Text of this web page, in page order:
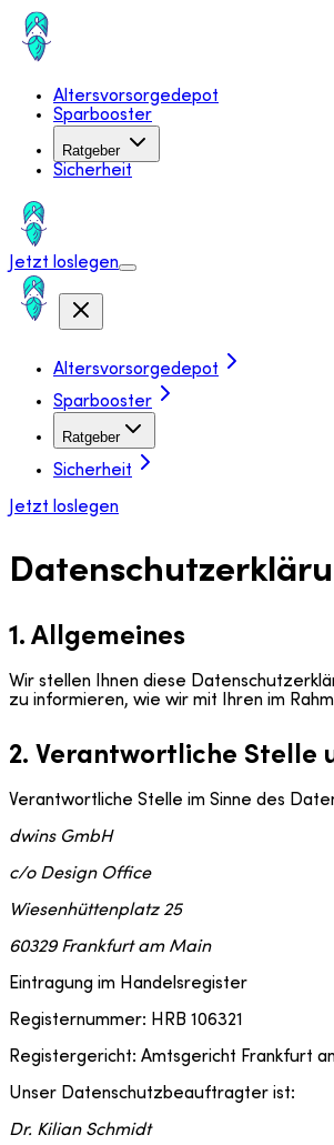
Altersvorsorgedepot
Sparbooster
Ratgeber
Sicherheit
Jetzt loslegen
Altersvorsorgedepot
Sparbooster
Ratgeber
Sicherheit
Jetzt loslegen
1. Allgemeines
Wir stellen Ihnen diese
zu informieren, wie wir mit Ihren im
2. Verantwortliche
Verantwortliche Stelle im Sinne des
dwins GmbH
c/o Design Office
Wiesenhüttenplatz 25
60329 Frankfurt am Main
Eintragung im Handelsregister
Registernummer: HRB 106321
Registergericht: Amtsgericht Frankfurt
Unser Datenschutzbeauftragter ist:
Dr. Kilian Schmidt